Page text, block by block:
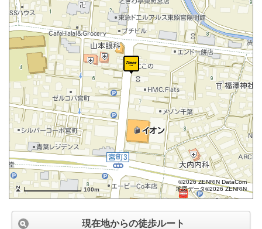
100m
©2026 ZENRIN DataCom
地図データ©2026 ZENRIN
現在地からの徒歩ルート